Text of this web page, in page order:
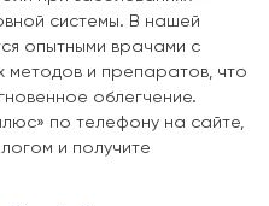
системы. В нашей
опытными врачами с
методов и препаратов, что
облегчение.
по телефону на сайте,
и получите